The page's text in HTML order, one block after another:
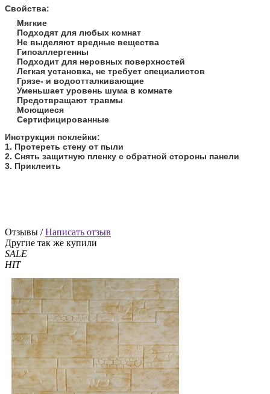
Свойства:
Мягкие
Подходят для любых комнат
Не выделяют вредные вещества
Гипоаллергенны
Подходит для неровных поверхностей
Легкая установка, не требует специалистов
Грязе- и водоотталкивающие
Уменьшает уровень шума в комнате
Предотвращают травмы
Моющиеся
Сертифицированные
​Инструкция поклейки:
1. Протереть стену от пыли
2. Снять защитную пленку с обратной стороны панели
3. Приклеить
Отзывы /Написать отзыв
Другие так же купили
SALE
HIT